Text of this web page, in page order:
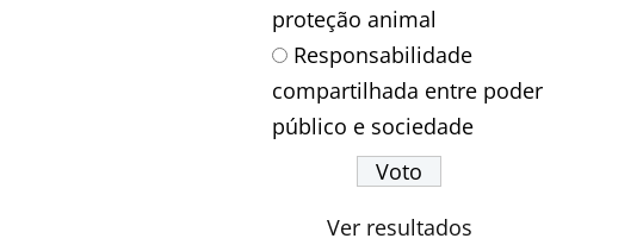
proteção animal
Responsabilidade
compartilhada entre poder
público e sociedade
Ver resultados